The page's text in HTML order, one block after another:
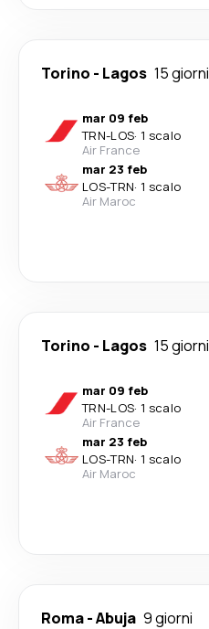
Torino - Lagos 15 giorni
mar 09 feb
TRN-LOS· 1 scalo
Air France
mar 23 feb
LOS-TRN· 1 scalo
Air Maroc
Torino - Lagos 15 giorni
mar 09 feb
TRN-LOS· 1 scalo
Air France
mar 23 feb
LOS-TRN· 1 scalo
Air Maroc
Roma-Abuja 9 giorni